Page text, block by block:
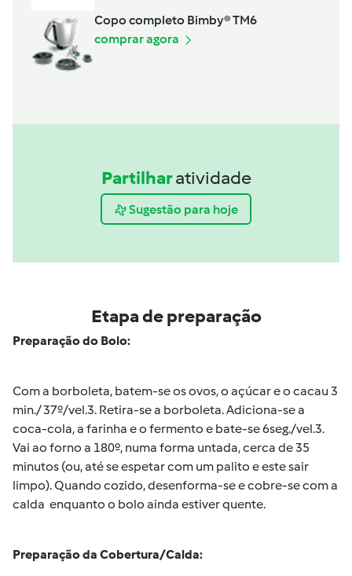
Copo completo Bimby® TM6
comprar agora
Partilharatividade
Sugestão para hoje
Etapa de preparação
Preparação do Bolo:
Com a borboleta, batem-se os ovos, o açúcar e o cacau 3
min./ 37º/vel.3. Retira-se a borboleta. Adiciona-se a
coca-cola, a farinha e o fermento e bate-se 6seg./vel.3.
Vai ao forno a 180º, numa forma untada, cerca de 35
minutos (ou, até se espetar com um palito e este sair
limpo). Quando cozido, desenforma-se e cobre-se com a
calda enquanto o bolo ainda estiver quente.
Preparação da Cobertura/Calda: